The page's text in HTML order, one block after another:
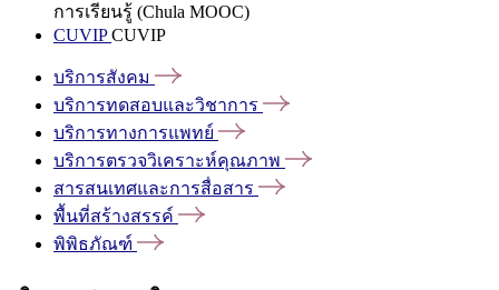
การเรียนรู้ (Chula MOOC)
CUVIPCUVIP
บริการสังคม
บริการทดสอบและวิชาการ
บริการทางการแพทย์
บริการตรวจวิเคราะห์คุณภาพ
สารสนเทศและการสื่อสาร
พื้นที่สร้างสรรค์
พิพิธภัณฑ์